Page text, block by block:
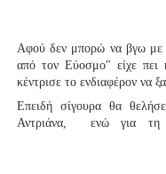
Αφού δεν μπορώ να βγω με
από τον Εύοσμο" είχε πει
κέντρισε το ενδιαφέρον να
Επειδή σίγουρα θα
Αντριάνα, ενώ για τη